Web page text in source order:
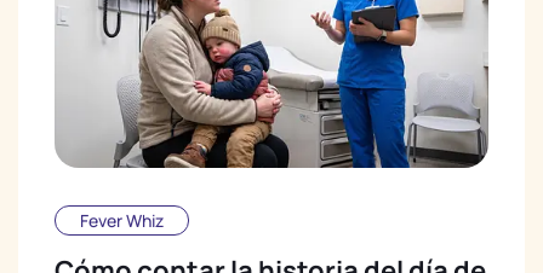
Fever Whiz